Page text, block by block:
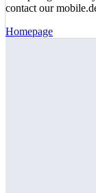
contact our
Homepage